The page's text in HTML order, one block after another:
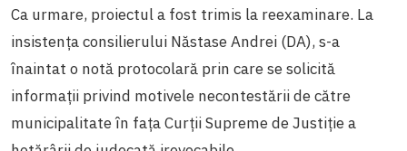
Ca urmare, proiectul a fost trimis la reexaminare. La
insistența consilierului Năstase Andrei (DA), s-a
înaintat o notă protocolară prin care se solicită
informații privind motivele necontestării de către
municipalitate în fața Curții Supreme de Justiție a